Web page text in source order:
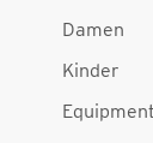
Damen
Kinder
Equipment